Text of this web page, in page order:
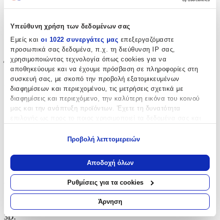
Υπεύθυνη χρήση των δεδομένων σας
Εμείς και οι 1022 συνεργάτες μας επεξεργαζόμαστε
προσωπικά σας δεδομένα, π.χ. τη διεύθυνση IP σας,
χρησιμοποιώντας τεχνολογία όπως cookies για να
αποθηκεύουμε και να έχουμε πρόσβαση σε πληροφορίες στη
συσκευή σας, με σκοπό την προβολή εξατομικευμένων
διαφημίσεων και περιεχομένου, τις μετρήσεις σχετικά με
διαφημίσεις και περιεχόμενο, την καλύτερη εικόνα του κοινού
μας και την ανάπτυξη προϊόντων. Έχετε τη δυνατότητα
Να συλλέξουμε πληροφορίες σχετικά με τη γεωγραφική
σας τοποθεσία, οι οποίες μπορεί να είναι ακριβείς σε
απόσταση μερικών μέτρων
Να αναγνωρίσουμε τη συσκευή σας σαρώνοντας ενεργά
για συγκεκριμένα χαρακτηριστικά (δακτυλικό αποτύπωμα)
Μάθετε περισσότερα σχετικά με τον τρόπο επεξεργασίας των
Προβολή λεπτομερειών
Αποδοχή όλων
Ρυθμίσεις για τα cookies
Άρνηση
Μονόκεροι
Είδος:
Τοίχου
Έξτρα Χαρακτηριστικά
Αφρώδες:
Όχι
3D: